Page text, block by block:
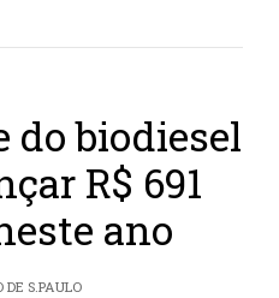
do biodiesel
R$ 691
ano
DE S.PAULO